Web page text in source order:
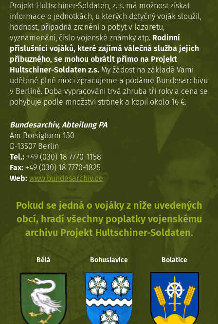
Projekt Hultschiner-Soldaten, z. s. má možnost získat
informace o jednotkách, u kterých dotyčný voják sloužil,
hodnost, případná zranění a pobyt v lazaretu,
vyznamenání, číslo vojenské známky atp. Rodinní
příslušníci vojáků, které zajímá válečná služba jejich
příbuzného, se mohou obrátit přímo na Projekt
Hultschiner-Soldaten z.s. My žádost na základě Vámi
udělené plné moci zpracujeme a podáme Bundesarchivu
v Berlíně. Doba vypracováni trvá zhruba tři roky a cena se
pohybuje podle množství stránek a kopií okolo 16 €.
Bundesarchiv, Abteilung PA
Am Borsigturm 130
D-13507 Berlin
Tel.: +49 (030) 18 7770-1158
Fax: +49 (030) 18 7770-1825
Web: www.bundesarchiv.de
Pokud se jedná o vojáky z níže uvedených
obcí, hradí všechny poplatky vojenskému
archivu Projekt Hultschiner-Soldaten.
Bělá Bohuslavice Bolatice